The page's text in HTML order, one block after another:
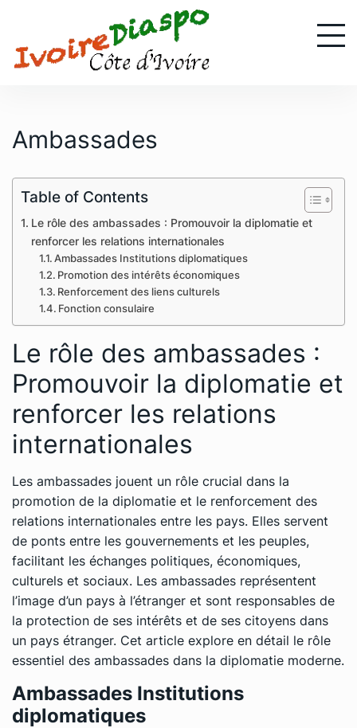
Ambassades
Table of Contents
Le rôle des ambassades : Promouvoir la diplomatie et
renforcer les relations internationales
Ambassades Institutions diplomatiques
Promotion des intérêts économiques
Renforcement des liens culturels
Fonction consulaire
Le rôle des ambassades :
Promouvoir la diplomatie et
renforcer les relations
internationales
Les ambassades jouent un rôle crucial dans la
promotion de la diplomatie et le renforcement des
relations internationales entre les pays. Elles servent
de ponts entre les gouvernements et les peuples,
facilitant les échanges politiques, économiques,
culturels et sociaux. Les ambassades représentent
l’image d’un pays à l’étranger et sont responsables de
la protection de ses intérêts et de ses citoyens dans
un pays étranger. Cet article explore en détail le rôle
essentiel des ambassades dans la diplomatie moderne.
Ambassades Institutions
diplomatiques